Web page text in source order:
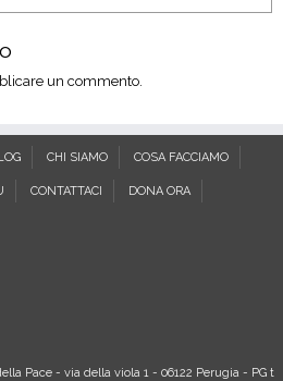
un commento.
CHI SIAMO COSA FACCIAMO
CONTATTACI DONA ORA
Pace- via della viola 1- 06122 Perugia- PGt